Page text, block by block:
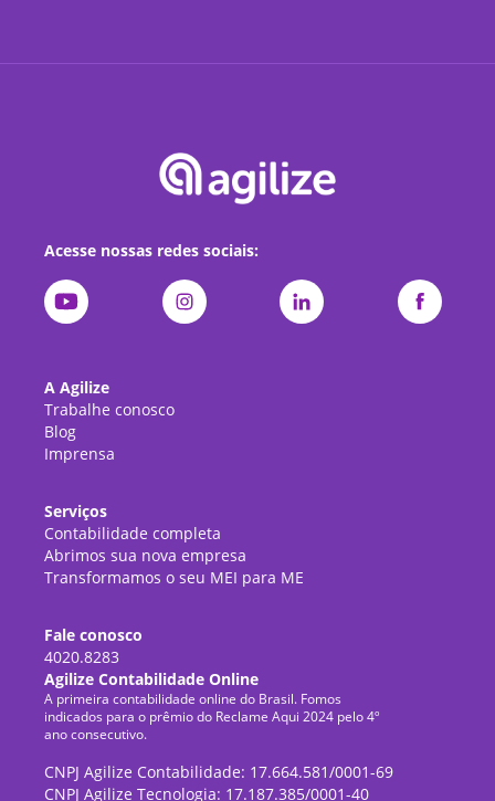
Acesse nossas redes sociais:
A Agilize
Trabalhe conosco
Blog
Imprensa
Serviços
Contabilidade completa
Abrimos sua nova empresa
Transformamos o seu MEI para ME
Fale conosco
4020.8283
Agilize Contabilidade Online
A primeira contabilidade online do Brasil. Fomos
indicados para o prêmio do Reclame Aqui 2024 pelo 4º
ano consecutivo.
CNPJ Agilize Contabilidade: 17.664.581/0001-69
CNPJ Agilize Tecnologia: 17.187.385/0001-40